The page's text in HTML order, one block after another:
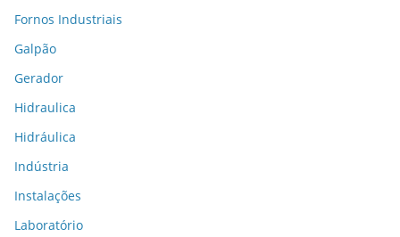
Fornos Industriais
Galpão
Gerador
Hidraulica
Hidráulica
Indústria
Instalações
Laboratório